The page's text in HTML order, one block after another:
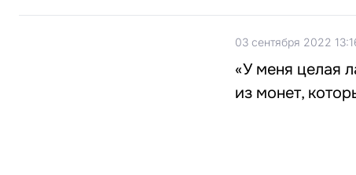
03 сентября 2022
«У меня целая
из монет,